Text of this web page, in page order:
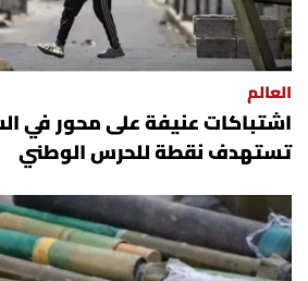
العالم
اشتباكات عنيفة على محور في
تستهدف نقطة للحرس الوطني